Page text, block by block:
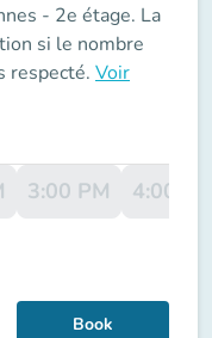
- 2e étage. La
si le nombre
respecté. Voir
3:00 PM 4:00
Book